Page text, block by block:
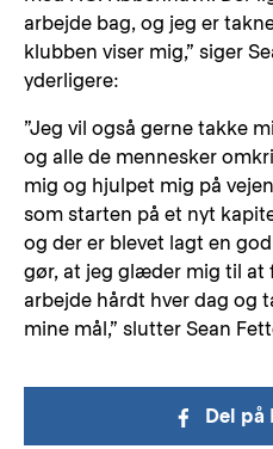
arbejde bag, og jeg er
klubben viser mig,” siger
yderligere:
”Jeg vil også gerne takke
og alle de mennesker
mig og hjulpet mig på
som starten på et nyt
og der er blevet lagt en
gør, at jeg glæder mig til
arbejde hårdt hver dag og
mine mål,” slutter Sean
Del på